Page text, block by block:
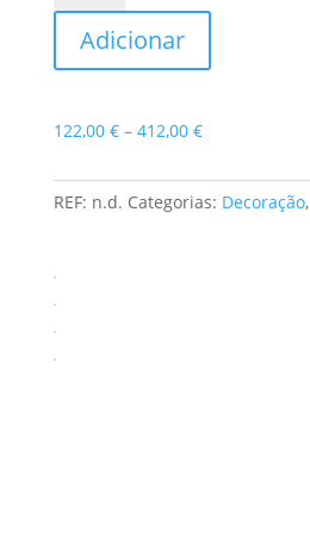
Conjunto
Jarras
Hemisféricas
Adicionar
122,00 € – 412,00 €Price
122,00 €
through
REF: n.d. Categorias: Decoração,